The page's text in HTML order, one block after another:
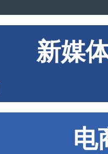
新媒
电